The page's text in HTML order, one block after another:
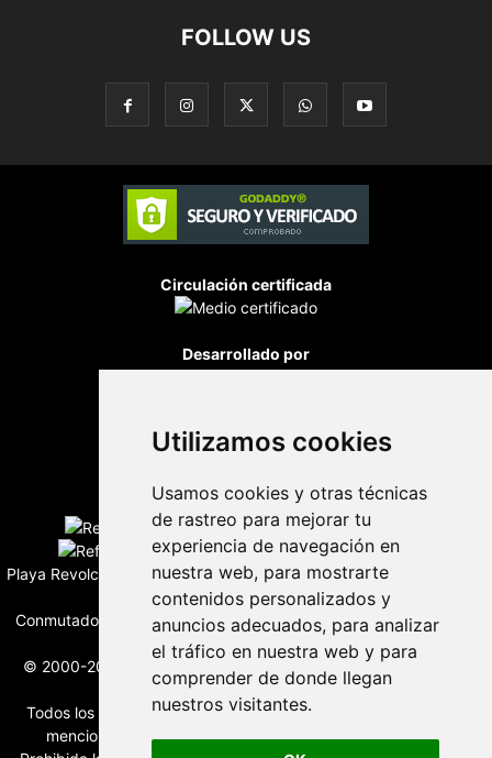
Utilizamos cookies
Usamos cookies y otras técnicas
de rastreo para mejorar tu
experiencia de navegación en
nuestra web, para mostrarte
contenidos personalizados y
anuncios adecuados, para analizar
el tráfico en nuestra web y para
comprender de donde llegan
nuestros visitantes.
FOLLOW US
Circulación certificada
Desarrollado por
Edición digital con tecnología
Playa Revolcadero 222 Col. Reforma Iztaccihuatl Norte C.P. 08810
CIUDAD DE MEXICO
Conmutador CIUDAD DE MEXICO (+52) 555 740 4476, 555 740
© 2000-2026 BURO DE MERCADOTECNIA DEL CENTRO, S.A.
Todos los derechos reservados
Todos los nombres, marcas, logotipos, productos e imagenes
mencionados son propiedad de sus respectivos dueños